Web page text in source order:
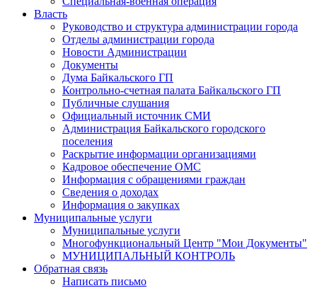
Власть
Руководство и структура администрации города
Отделы администрации города
Новости Администрации
Документы
Дума Байкальского ГП
Контрольно-счетная палата Байкальского ГП
Публичные слушания
Официальный источник СМИ
Администрация Байкальского городского
поселения
Раскрытие информации организациями
Кадровое обеспечение ОМС
Информация с обращениями граждан
Сведения о доходах
Информация о закупках
Муниципальные услуги
Муниципальные услуги
Многофункциональный Центр "Мои Документы"
МУНИЦИПАЛЬНЫЙ КОНТРОЛЬ
Обратная связь
Написать письмо